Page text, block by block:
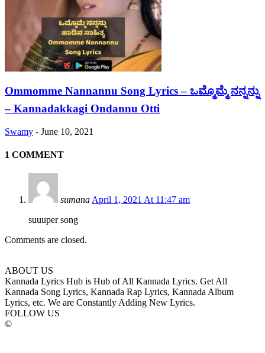
Ommomme Nannannu Song Lyrics – ಒಮ್ಮೊಮ್ಮೆ ನನ್ನನ್ನು
– Kannadakkagi Ondannu Otti
Swamy - June 10, 2021
1 COMMENT
sumana April 1, 2021 At 11:47 am
suuuper song
Comments are closed.
ABOUT US
Kannada Lyrics Hub is Hub of All Kannada Lyrics. Get All
Kannada Song Lyrics, Kannada Rap Lyrics, Kannada Album
Lyrics, etc. We are Constantly Adding New Lyrics.
FOLLOW US
©